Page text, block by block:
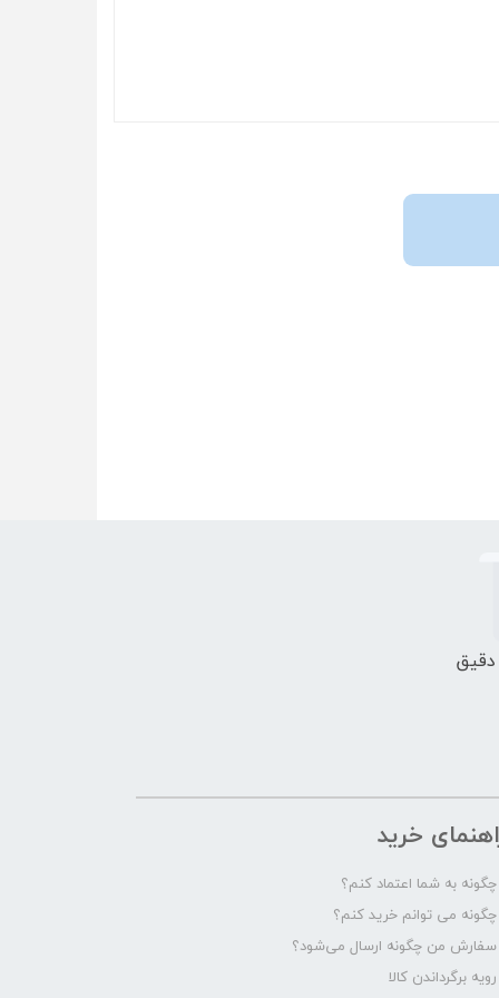
دقیق
خرید
چگونه به شما اعتماد کنم؟
چگونه می توانم خرید کنم؟
سفارش من چگونه ارسال می‌شود؟
رویه برگرداندن کالا